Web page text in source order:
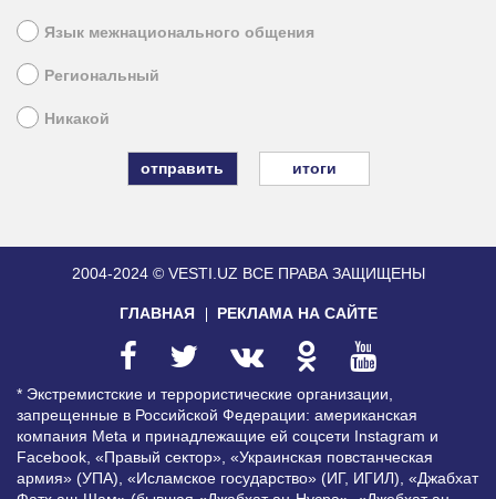
Язык межнационального общения
Региональный
Никакой
итоги
2004-2024 © VESTI.UZ ВСЕ ПРАВА ЗАЩИЩЕНЫ
ГЛАВНАЯ РЕКЛАМА НА САЙТЕ
* Экстремистские и террористические организации,
запрещенные в Российской Федерации: американская
компания Meta и принадлежащие ей соцсети Instagram и
Facebook, «Правый сектор», «Украинская повстанческая
армия» (УПА), «Исламское государство» (ИГ, ИГИЛ), «Джабхат